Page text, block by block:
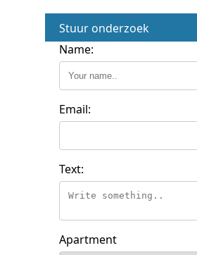
Stuur onderzoek
Name:
Email:
Text:
Apartment